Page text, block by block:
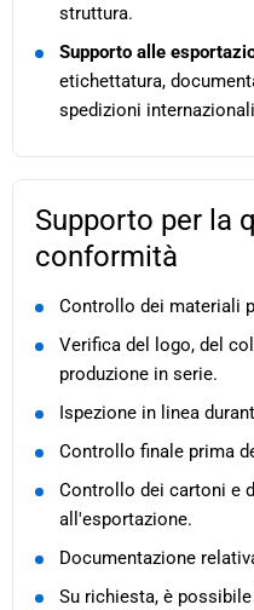
struttura.
Supporto alle
etichettatura,
spedizioni
Supporto per la
conformità
Controllo dei materiali
Verifica del logo, del
produzione in serie.
Ispezione in linea
Controllo finale prima
Controllo dei cartoni e
all'esportazione.
Documentazione
Su richiesta, è